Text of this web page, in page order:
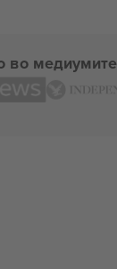
во медиумите